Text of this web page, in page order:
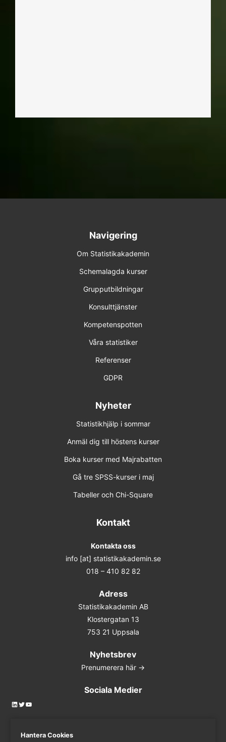
Navigering
Om Statistikakademin
Schemalagda kurser
Grupputbildningar
Konsulttjänster
Kompetenspotten
Våra statistiker
Referenser
GDPR
Nyheter
Statistikhjälp i sommar
Anmäl dig till höstens kurser
Boka kurser med Majrabatten
Gå tre SPSS-kurser i maj
Tabeller och Chi-Square
Kontakt
Kontakta oss
info [at] statistikakademin.se
018 – 410 82 82
Adress
Statistikakademin AB
Klostergatan 13
753 21 Uppsala
Nyhetsbrev
Prenumerera här ->
Sociala Medier
LinkedIn
Twitter
YouTube
Hantera Cookies